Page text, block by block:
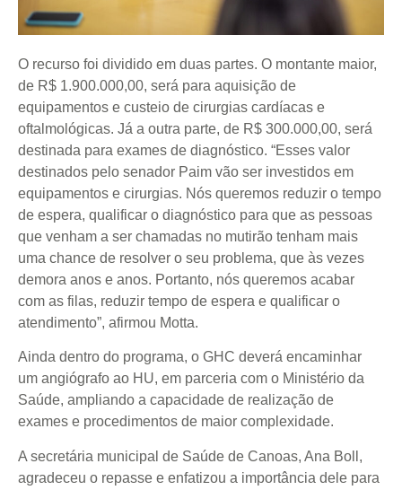
O recurso foi dividido em duas partes. O montante maior,
de R$ 1.900.000,00, será para aquisição de
equipamentos e custeio de cirurgias cardíacas e
oftalmológicas. Já a outra parte, de R$ 300.000,00, será
destinada para exames de diagnóstico. “Esses valor
destinados pelo senador Paim vão ser investidos em
equipamentos e cirurgias. Nós queremos reduzir o tempo
de espera, qualificar o diagnóstico para que as pessoas
que venham a ser chamadas no mutirão tenham mais
uma chance de resolver o seu problema, que às vezes
demora anos e anos. Portanto, nós queremos acabar
com as filas, reduzir tempo de espera e qualificar o
atendimento”, afirmou Motta.
Ainda dentro do programa, o GHC deverá encaminhar
um angiógrafo ao HU, em parceria com o Ministério da
Saúde, ampliando a capacidade de realização de
exames e procedimentos de maior complexidade.
A secretária municipal de Saúde de Canoas, Ana Boll,
agradeceu o repasse e enfatizou a importância dele para